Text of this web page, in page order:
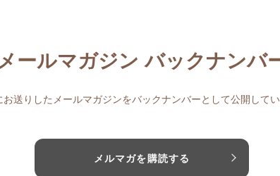
メールマガジン バックナンバ
お送りしたメールマガジンをバックナンバーとして公開してい
メルマガを購読する